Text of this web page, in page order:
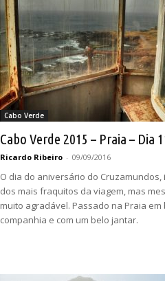
Cabo Verde
Cabo Verde 2015 – Praia – Dia
Ricardo Ribeiro - 09/09/2016
O dia do aniversário do Cruzamundos,
dos mais fraquitos da viagem, mas
muito agradável. Passado na Praia em
companhia e com um belo jantar.